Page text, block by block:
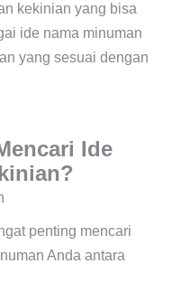
kekinian yang bisa
ide nama minuman
yang sesuai dengan
Ide
penting mencari
Anda antara